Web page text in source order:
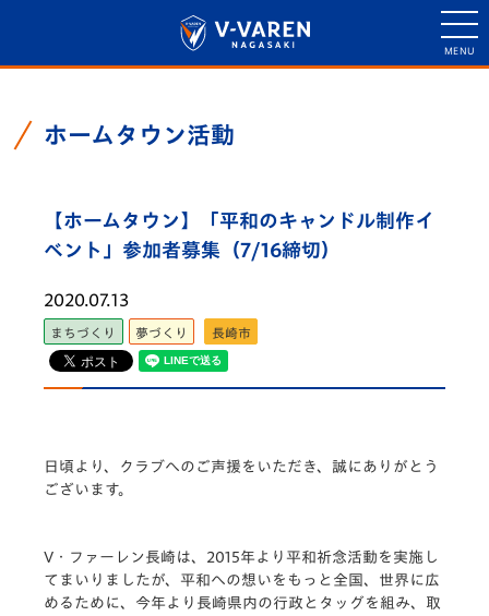
ホームタウン活動
【ホームタウン】「平和のキャンドル制作イ
ベント」参加者募集（7/16締切）
2020.07.13
まちづくり 夢づくり 長崎市
日頃より、クラブへのご声援をいただき、誠にありがとう
ございます。
V・ファーレン長崎は、2015年より平和祈念活動を実施し
てまいりましたが、平和への想いをもっと全国、 世界に広
めるために、今年より長崎県内の行政とタッグを組み、取